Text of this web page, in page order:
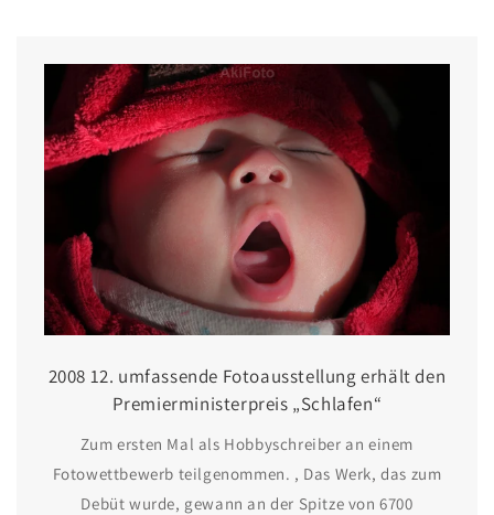
2008 12. umfassende Fotoausstellung erhält den
Premierministerpreis „Schlafen“
Zum ersten Mal als Hobbyschreiber an einem
Fotowettbewerb teilgenommen. , Das Werk, das zum
Debüt wurde, gewann an der Spitze von 6700